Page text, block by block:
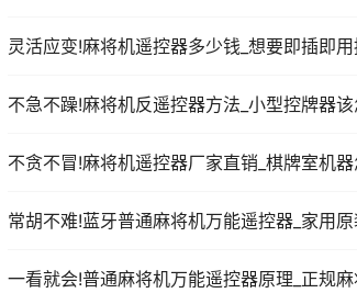
灵活应变!麻将机遥控器多少钱_想要即插即
不急不躁!麻将机反遥控器方法_小型控牌器
不贪不冒!麻将机遥控器厂家直销_棋牌室机
常胡不难!蓝牙普通麻将机万能遥控器_家用
一看就会!普通麻将机万能遥控器原理_正规